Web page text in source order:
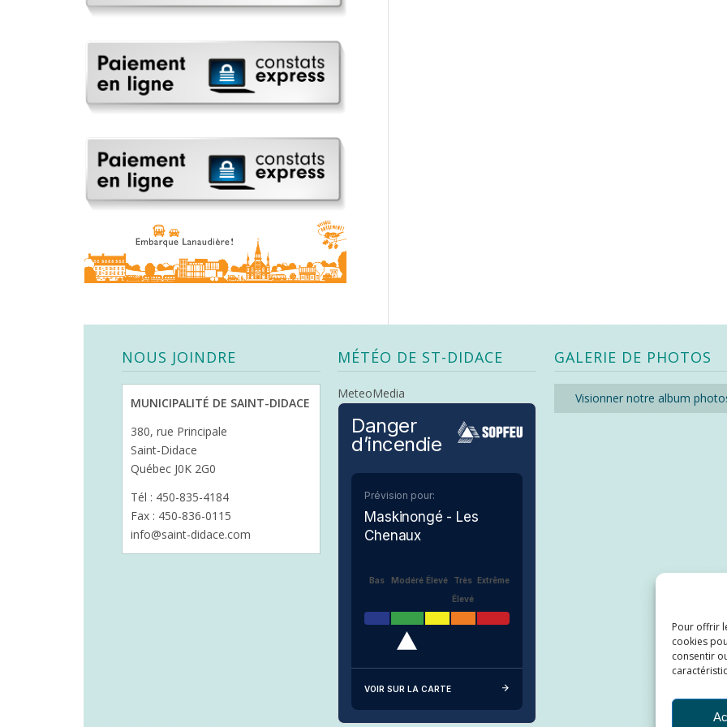
Pour offrir
cookies
consentir
NOUS JOINDRE
MUNICIPALITÉ DE SAINT-DIDACE
380, rue Principale
Saint-Didace
Québec J0K 2G0
Tél : 450-835-4184
Fax : 450-836-0115
info@saint-didace.com
MÉTÉO DE ST-DIDACE
MeteoMedia
Danger
d’incendie
Prévision pour:
Maskinongé - Les
Chenaux
Bas Modéré Élevé
Très
Élevé
Extrême
VOIR SUR LA CARTE
GALERIE DE PHOTOS
Visionner notre album